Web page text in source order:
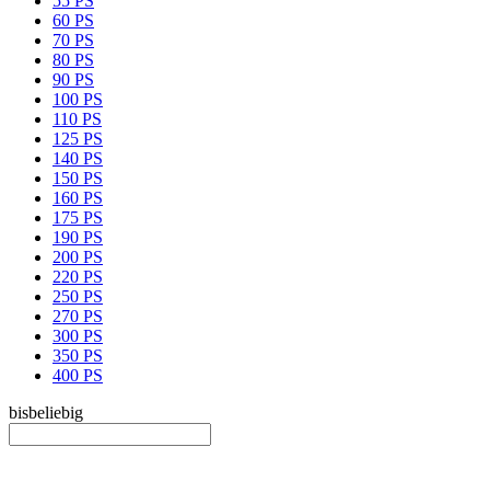
60 PS
70 PS
80 PS
90 PS
100 PS
110 PS
125 PS
140 PS
150 PS
160 PS
175 PS
190 PS
200 PS
220 PS
250 PS
270 PS
300 PS
350 PS
400 PS
bisbeliebig